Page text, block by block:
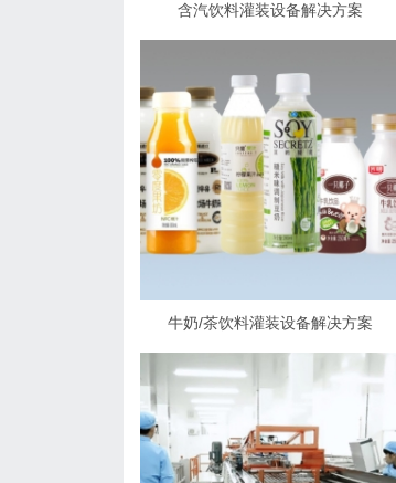
含汽饮料灌装设备解决方案
牛奶/茶饮料灌装设备解决方案